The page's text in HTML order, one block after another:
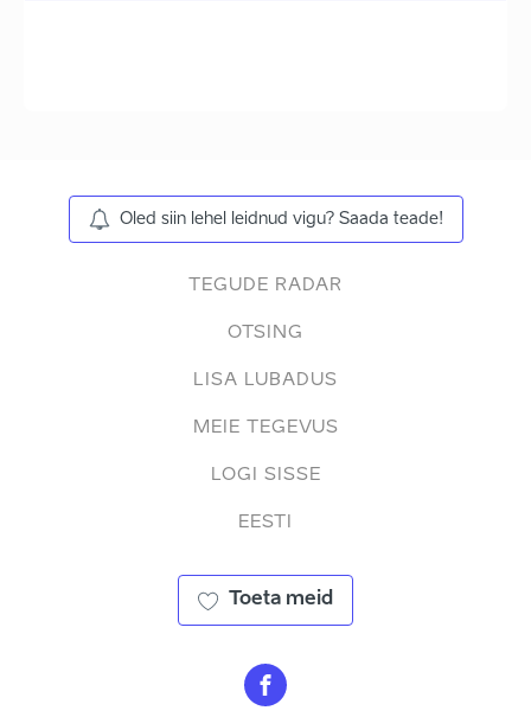
Oled siin lehel leidnud vigu? Saada teade!
TEGUDE RADAR
OTSING
LISA LUBADUS
MEIE TEGEVUS
LOGI SISSE
EESTI
Toeta meid